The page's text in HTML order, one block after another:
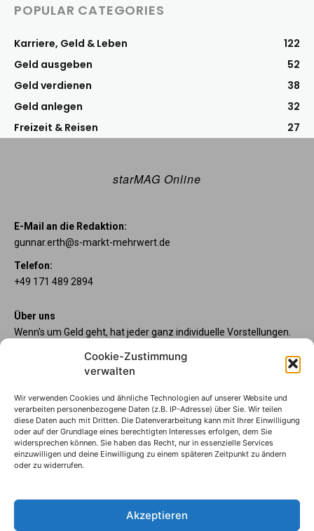
Cookie-Zustimmung
verwalten
Wir verwenden Cookies und ähnliche Technologien auf unserer Website und
verarbeiten personenbezogene Daten (z.B. IP-Adresse) über Sie. Wir teilen
diese Daten auch mit Dritten. Die Datenverarbeitung kann mit Ihrer Einwilligung
oder auf der Grundlage eines berechtigten Interesses erfolgen, dem Sie
widersprechen können. Sie haben das Recht, nur in essenzielle Services
einzuwilligen und deine Einwilligung zu einem späteren Zeitpunkt zu ändern
oder zu widerrufen.
Akzeptieren
POPULAR CATEGORIES
Karriere, Geld & Leben
122
Geld ausgeben
52
Geld verdienen
38
Geld anlegen
32
Freizeit & Reisen
27
starMAG Online
E-Mail an die Redaktion:
gunnar.erth@s-markt-mehrwert.de
Telefon:
+49 171 489 2894
Über uns
Wenn's um Geld geht, hat jeder ganz individuelle Vorstellungen.
unsere starpac-Konten genau das Richtige für Sie. Die vier
Kontomodelle starpac x-tension, classic, plus und premium
erfahren Sie immer, was es Neues gibt.
Sparkasse Wilhelmshaven
Die starpac-Kontomodelle
Erklärung zur Barrierefreiheit